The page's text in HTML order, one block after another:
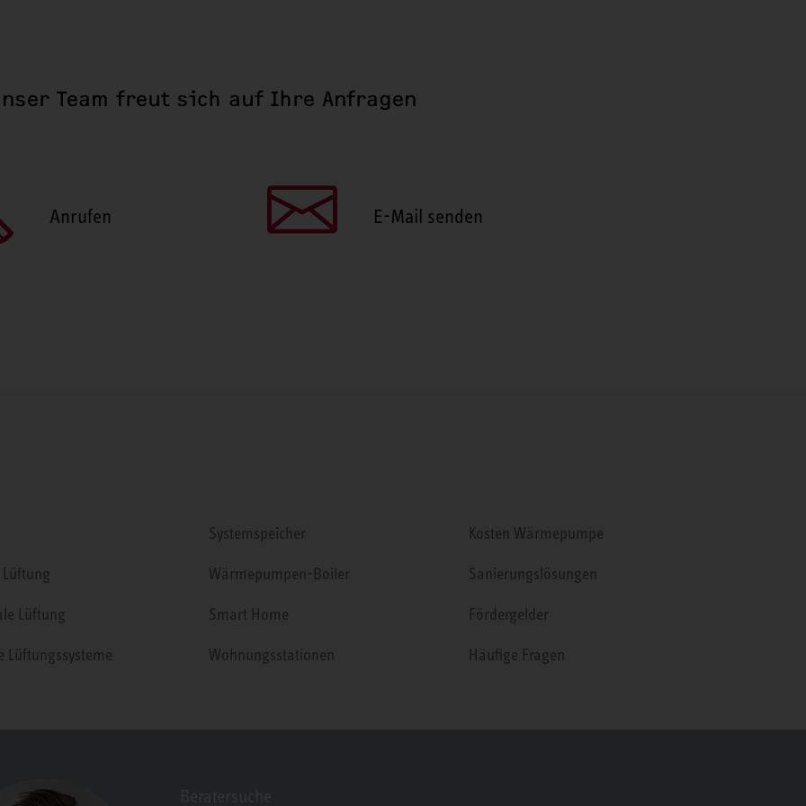
Team freut sich auf Ihre Anfragen
Anrufen E-Mail senden
Lüftung
Lüftungssysteme
Systemspeicher
Wärmepumpen-Boiler
Smart Home
Wohnungsstationen
Kosten Wärmepumpe
Sanierungslösungen
Fördergelder
Häufige Fragen